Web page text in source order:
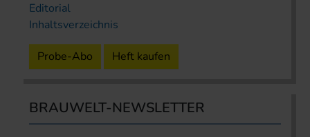
Editorial
Inhaltsverzeichnis
Probe-Abo Heft kaufen
BRAUWELT-NEWSLETTER